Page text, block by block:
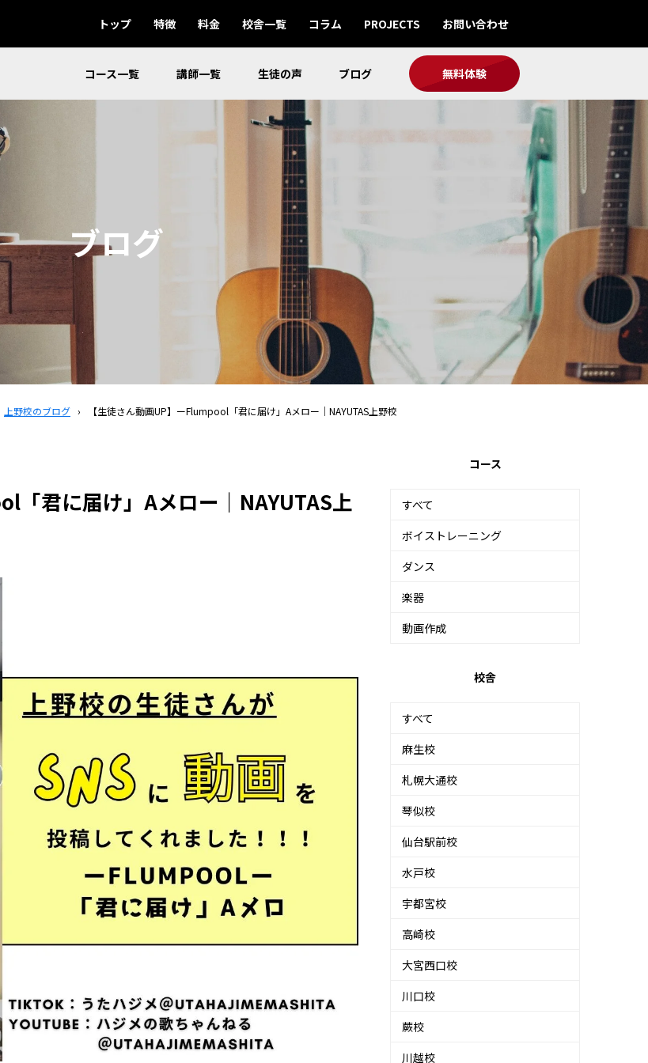
トップ 特徴 料金 校舎一覧 コラム PROJECTS お問い合わせ
コース一覧 講師一覧 生徒の声 ブログ 無料体験
ブログ
上野校のブログ › 【生徒さん動画UP】ーFlumpool「君に届け」Aメロー｜NAYUTAS上野校
「君に届け」Aメロー｜NAYUTAS上
コース
すべて
ボイストレーニング
ダンス
楽器
動画作成
校舎
すべて
麻生校
札幌大通校
琴似校
仙台駅前校
水戸校
宇都宮校
高崎校
大宮西口校
川口校
蕨校
川越校